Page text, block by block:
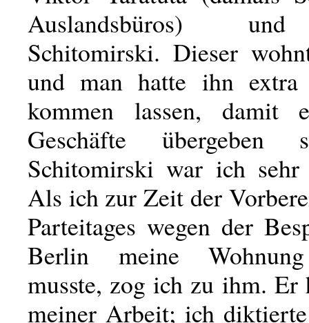
Auslandsbüros)
Schitomirski. Dieser
und man hatte ihn extra
kommen lassen,
Geschäfte
Schitomirski war ich sehr
Als ich zur Zeit der
Parteitages wegen der
Berlin meine
musste, zog ich zu ihm.
meiner Arbeit; ich